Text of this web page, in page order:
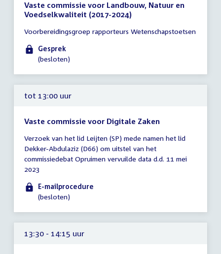
Vaste commissie voor Landbouw, Natuur en
Voedselkwaliteit (2017-2024)
vergadering
13:00
-
uur
Voorbereidingsgroep rapporteurs Wetenschapstoetsen
Gesprek
(besloten)
tot 13:00 uur
Vaste commissie voor Digitale Zaken
vergadering
tot
13:00
uur
Verzoek van het lid Leijten (SP) mede namen het lid
Dekker-Abdulaziz (D66) om uitstel van het
commissiedebat Opruimen vervuilde data d.d. 11 mei
2023
E-mailprocedure
(besloten)
13:30 - 14:15 uur